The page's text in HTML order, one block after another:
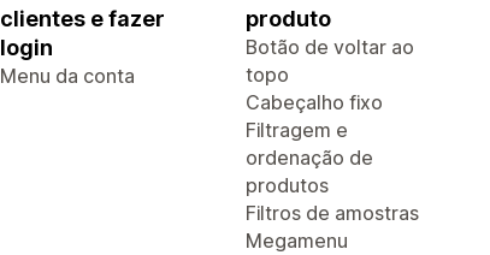
clientes e fazer
login
Menu da conta
produto
Botão de voltar ao
topo
Cabeçalho fixo
Filtragem e
ordenação de
produtos
Filtros de amostras
Megamenu